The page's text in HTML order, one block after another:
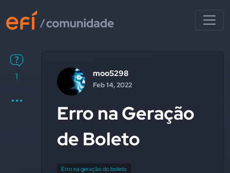
1 moo5298
Feb 14, 2022
Erro na Geração
de Boleto
Erro na geração do boleto